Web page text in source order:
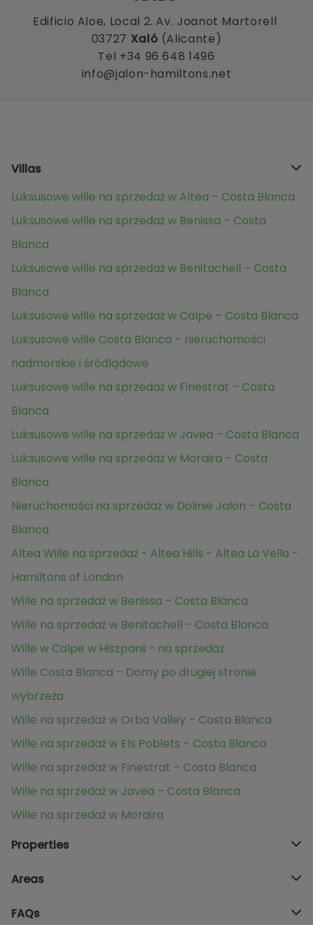
Edificio Aloe, Local 2. Av. Joanot Martorell
03727 Xaló (Alicante)
Tel +34 96 648 1496
info@jalon-hamiltons.net
Villas
Luksusowe wille na sprzedaż w Altea – Costa Blanca
Luksusowe wille na sprzedaż w Benissa – Costa
Blanca
Luksusowe wille na sprzedaż w Benitachell – Costa
Blanca
Luksusowe wille na sprzedaż w Calpe – Costa Blanca
Luksusowe wille Costa Blanca – nieruchomości
nadmorskie i śródlądowe
Luksusowe wille na sprzedaż w Finestrat – Costa
Blanca
Luksusowe wille na sprzedaż w Javea – Costa Blanca
Luksusowe wille na sprzedaż w Moraira – Costa
Blanca
Nieruchomości na sprzedaż w Dolinie Jalon – Costa
Blanca
Altea Wille na sprzedaż - Altea Hills - Altea La Vella -
Hamiltons of London
Wille na sprzedaż w Benissa – Costa Blanca
Wille na sprzedaż w Benitachell – Costa Blanca
Wille w Calpe w Hiszpanii - na sprzedaż
Wille Costa Blanca – Domy po drugiej stronie
wybrzeża
Wille na sprzedaż w Orba Valley – Costa Blanca
Wille na sprzedaż w Els Poblets – Costa Blanca
Wille na sprzedaż w Finestrat – Costa Blanca
Wille na sprzedaż w Javea – Costa Blanca
Wille na sprzedaż w Moraira
Properties
Areas
FAQs